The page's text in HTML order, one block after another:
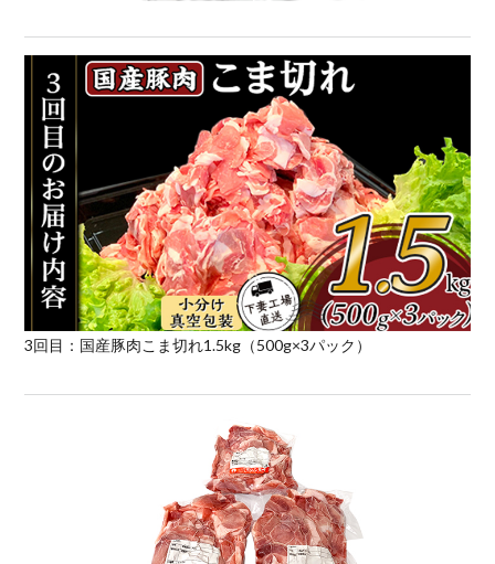
3回目：国産豚肉こま切れ1.5kg（500g×3パック）